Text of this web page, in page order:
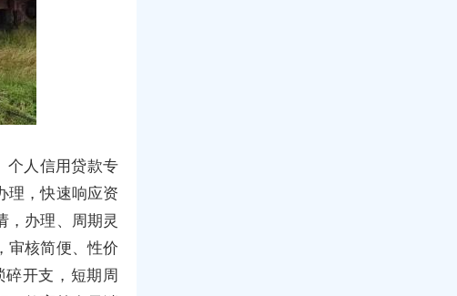
个人信用贷款专
理，快速响应资
，办理、周期灵
审核简便、性价
开支，短期周